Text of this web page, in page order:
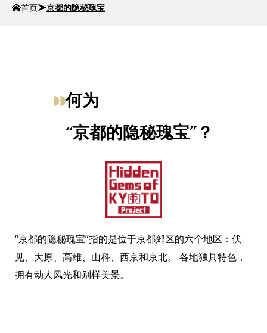
首页 京都的隐秘瑰宝
何为
“京都的隐秘瑰宝”？
“京都的隐秘瑰宝”指的是位于京都郊区的六个地区：伏
见、大原、高雄、山科、西京和京北。 各地独具特色，
拥有动人风光和别样美景。